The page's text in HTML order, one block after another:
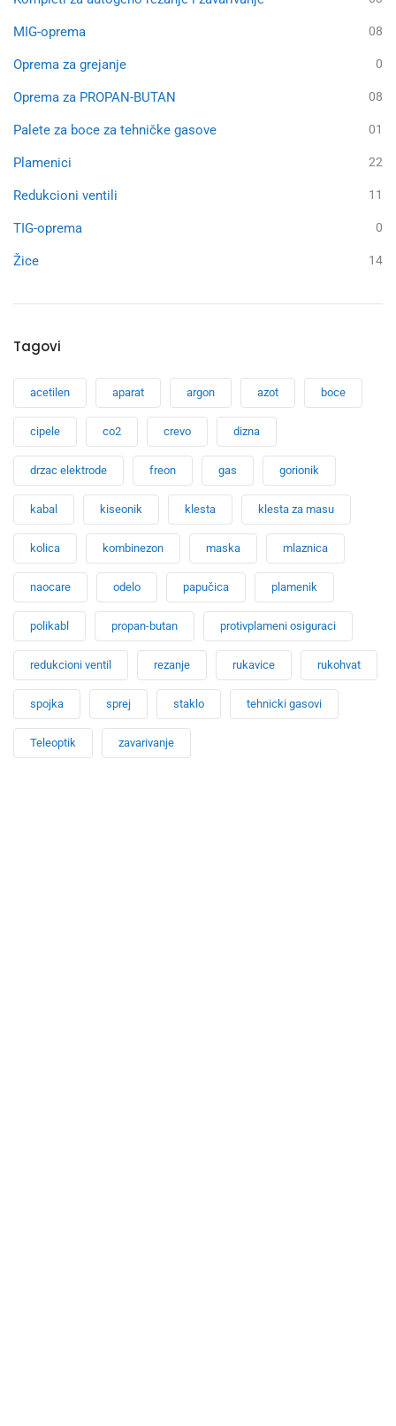
MIG-oprema 08
Oprema za grejanje 0
Oprema za PROPAN-BUTAN 08
Palete za boce za tehničke gasove 01
Plamenici 22
Redukcioni ventili 11
TIG-oprema 0
Žice 14
Tagovi
acetilen aparat argon azot boce
cipele co2 crevo dizna
drzac elektrode freon gas gorionik
kabal kiseonik klesta klesta za masu
kolica kombinezon maska mlaznica
naocare odelo papučica plamenik
polikabl propan-butan protivplameni osiguraci
redukcioni ventil rezanje rukavice rukohvat
spojka sprej staklo tehnicki gasovi
Teleoptik zavarivanje